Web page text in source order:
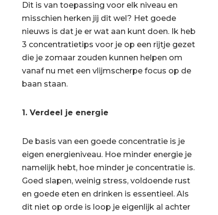
Dit is van toepassing voor elk niveau en
misschien herken jij dit wel? Het goede
nieuws is dat je er wat aan kunt doen. Ik heb
3 concentratietips voor je op een rijtje gezet
die je zomaar zouden kunnen helpen om
vanaf nu met een vlijmscherpe focus op de
baan staan.
1. Verdeel je energie
De basis van een goede concentratie is je
eigen energieniveau. Hoe minder energie je
namelijk hebt, hoe minder je concentratie is.
Goed slapen, weinig stress, voldoende rust
en goede eten en drinken is essentieel. Als
dit niet op orde is loop je eigenlijk al achter